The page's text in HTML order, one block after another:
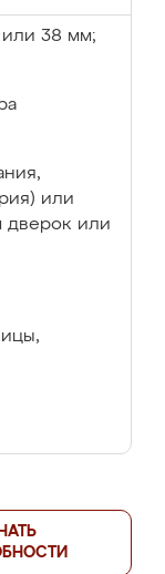
или 38 мм;
или
дверок или